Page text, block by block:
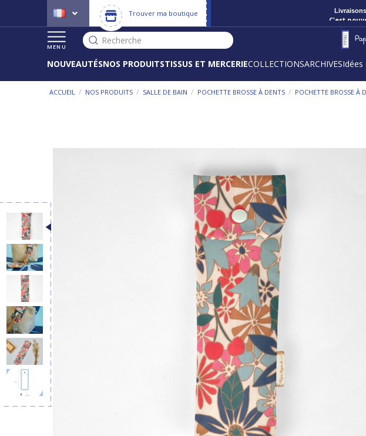
Trouver ma boutique
C'est
MENU
Recherche
NOUVEAUTÉSNOS PRODUITSTISSUS ET MERCERIECOLLECTIONSARCHIVESIdées
ACCUEIL / NOS PRODUITS / SALLE DE BAIN / POCHETTE BROSSE À DENTS / POCHETTE BROSSE À